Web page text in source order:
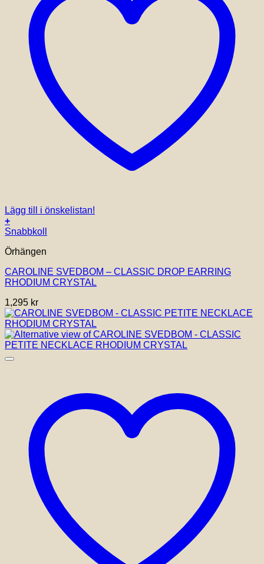
Lägg till i önskelistan!
+
Snabbkoll
Örhängen
CAROLINE SVEDBOM – CLASSIC DROP EARRING
RHODIUM CRYSTAL
1,295 kr